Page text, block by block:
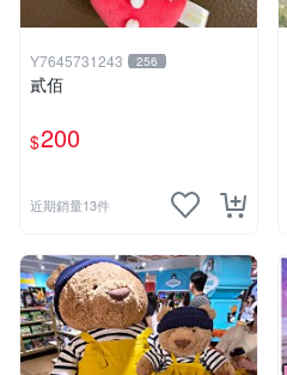
Y7645731243 256
貳佰
$200
近期銷量13件